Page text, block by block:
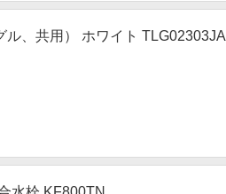
、共用） ホワイト TLG02303JA